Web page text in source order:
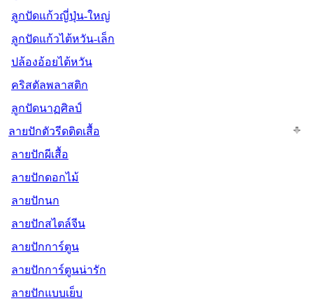
ลูกปัดแก้วญี่ปุ่น-ใหญ่
ลูกปัดแก้วไต้หวัน-เล็ก
ปล้องอ้อยไต้หวัน
คริสตัลพลาสติก
ลูกปัดนาฏศิลป์
ลายปักตัวรีดติดเสื้อ
ลายปักผีเสื้อ
ลายปักดอกไม้
ลายปักนก
ลายปักสไตล์จีน
ลายปักการ์ตูน
ลายปักการ์ตูนน่ารัก
ลายปักแบบเย็บ